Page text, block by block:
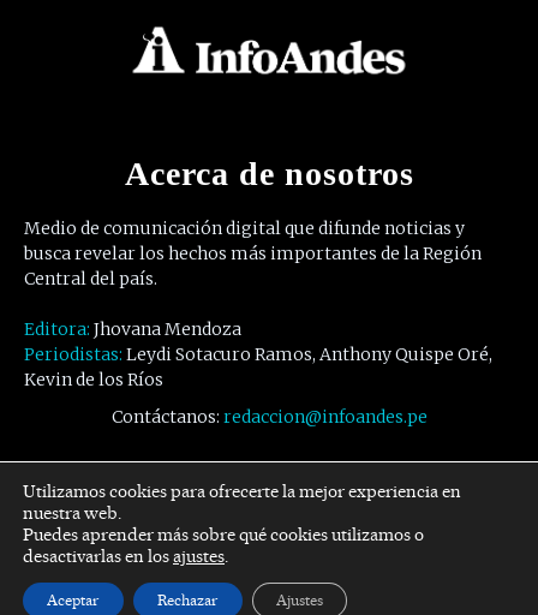
Acerca de nosotros
Medio de comunicación digital que difunde noticias y
busca revelar los hechos más importantes de la Región
Central del país.
Editora: Jhovana Mendoza
Periodistas: Leydi Sotacuro Ramos, Anthony Quispe Oré,
Kevin de los Ríos
Contáctanos: redaccion@infoandes.pe
Síguenos
Facebook Twitter Youtube
Utilizamos cookies para ofrecerte la mejor experiencia en
nuestra web.
Puedes aprender más sobre qué cookies utilizamos o
desactivarlas en losajustes.
Aceptar Rechazar Ajustes